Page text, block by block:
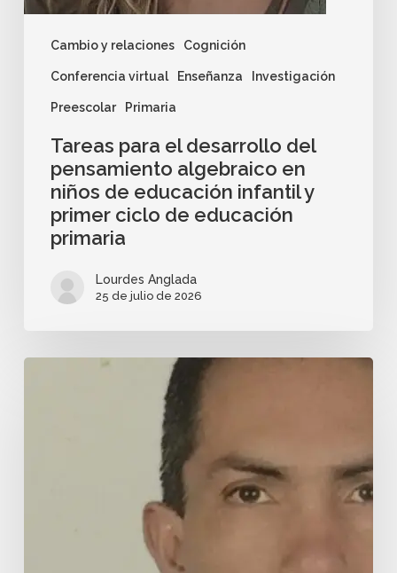
Cambio y relaciones Cognición
Conferencia virtual Enseñanza Investigación
Preescolar Primaria
Tareas para el desarrollo del
pensamiento algebraico en
niños de educación infantil y
primer ciclo de educación
primaria
Lourdes Anglada
25 de julio de 2026